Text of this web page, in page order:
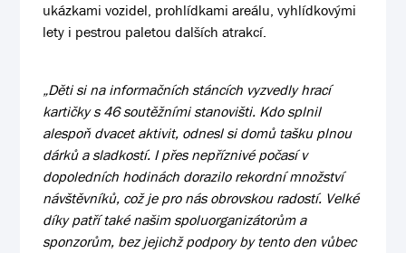
ukázkami vozidel, prohlídkami areálu, vyhlídkovými
lety i pestrou paletou dalších atrakcí.
„Děti si na informačních stáncích vyzvedly hrací
kartičky s 46 soutěžními stanovišti. Kdo splnil
alespoň dvacet aktivit, odnesl si domů tašku plnou
dárků a sladkostí. I přes nepříznivé počasí v
dopoledních hodinách dorazilo rekordní množství
návštěvníků, což je pro nás obrovskou radostí. Velké
díky patří také našim spoluorganizátorům a
sponzorům, bez jejichž podpory by tento den vůbec